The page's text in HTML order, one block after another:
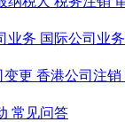
业务 国际公司业
变更 香港公司注销
常见问答